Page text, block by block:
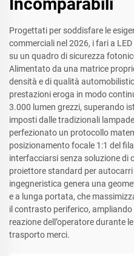
Incomparabili
Progettati per soddisfare le
commerciali nel 2026, i fari a
su un quadro di sicurezza
Alimentato da una matrice
densità e di qualità
prestazioni eroga in modo
3.000 lumen grezzi, superando
imposti dalle tradizionali
perfezionato un protocollo
posizionamento focale 1:1 del
interfacciarsi senza soluzione di
proiettore standard per
ingegneristica genera una
e a lunga portata, che
il contrasto periferico,
reazione dell’operatore durante
trasporto merci.